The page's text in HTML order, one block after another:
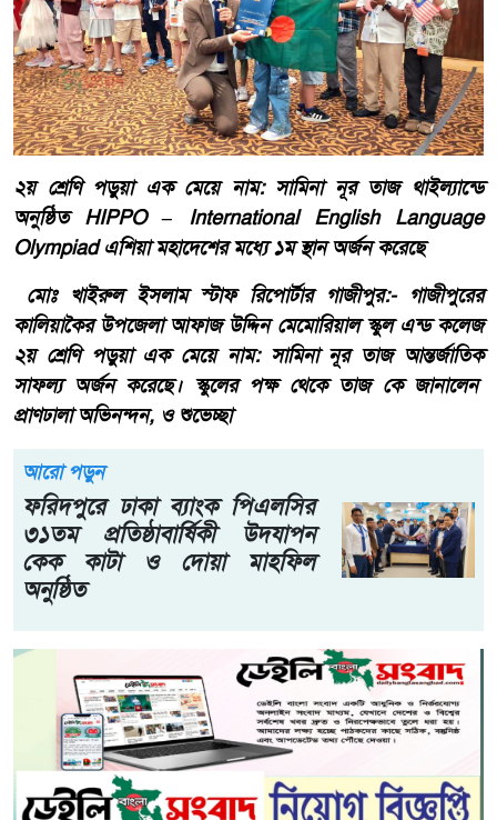
২য় শ্রেণি পড়ুয়া এক মেয়ে নাম: সামিনা নূর তাজ থাইল্যান্ডে
অনুষ্ঠিত HIPPO – International English Language
Olympiad এশিয়া মহাদেশের মধ্যে ১ম স্থান অর্জন করেছে
মোঃ খাইরুল ইসলাম স্টাফ রিপোর্টার গাজীপুর:- গাজীপুরের
কালিয়াকৈর উপজেলা আফাজ উদ্দিন মেমোরিয়াল স্কুল এন্ড কলেজ
২য় শ্রেণি পড়ুয়া এক মেয়ে নাম: সামিনা নূর তাজ আন্তর্জাতিক
সাফল্য অর্জন করেছে। স্কুলের পক্ষ থেকে তাজ কে জানালেন
প্রাণঢালা অভিনন্দন, ও শুভেচ্ছা
আরো পড়ুন
ফরিদপুরে ঢাকা ব্যাংক পিএলসির
৩১তম প্রতিষ্ঠাবার্ষিকী উদযাপন
কেক কাটা ও দোয়া মাহফিল
অনুষ্ঠিত